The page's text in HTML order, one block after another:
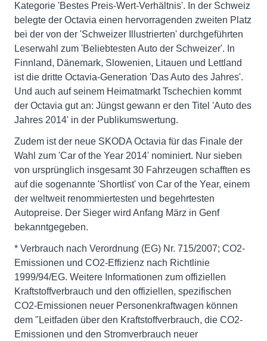
Kategorie 'Bestes Preis-Wert-Verhältnis'. In der Schweiz
belegte der Octavia einen hervorragenden zweiten Platz
bei der von der 'Schweizer Illustrierten' durchgeführten
Leserwahl zum 'Beliebtesten Auto der Schweizer'. In
Finnland, Dänemark, Slowenien, Litauen und Lettland
ist die dritte Octavia-Generation 'Das Auto des Jahres'.
Und auch auf seinem Heimatmarkt Tschechien kommt
der Octavia gut an: Jüngst gewann er den Titel 'Auto des
Jahres 2014' in der Publikumswertung.
Zudem ist der neue SKODA Octavia für das Finale der
Wahl zum 'Car of the Year 2014' nominiert. Nur sieben
von ursprünglich insgesamt 30 Fahrzeugen schafften es
auf die sogenannte 'Shortlist' von Car of the Year, einem
der weltweit renommiertesten und begehrtesten
Autopreise. Der Sieger wird Anfang März in Genf
bekanntgegeben.
* Verbrauch nach Verordnung (EG) Nr. 715/2007; CO2-
Emissionen und CO2-Effizienz nach Richtlinie
1999/94/EG. Weitere Informationen zum offiziellen
Kraftstoffverbrauch und den offiziellen, spezifischen
CO2-Emissionen neuer Personenkraftwagen können
dem "Leitfaden über den Kraftstoffverbrauch, die CO2-
Emissionen und den Stromverbrauch neuer